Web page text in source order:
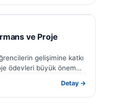
ve Proje
gelişimine katkı
ödevleri büyük önem
Detay →